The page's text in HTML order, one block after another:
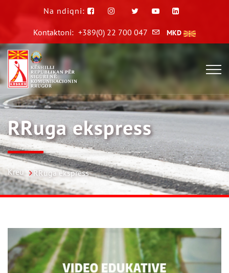
Na ndiqni:
Kontaktoni: +389(0) 22 700 047 MKD
RRuga ekspress
Kreu RRuga ekspress